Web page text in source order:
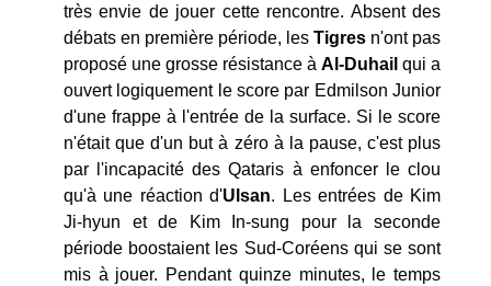
très envie de jouer cette rencontre. Absent des
débats en première période, les Tigres n'ont pas
proposé une grosse résistance à Al-Duhail qui a
ouvert logiquement le score par Edmilson Junior
d'une frappe à l'entrée de la surface. Si le score
n'était que d'un but à zéro à la pause, c'est plus
par l'incapacité des Qataris à enfoncer le clou
qu'à une réaction d'Ulsan. Les entrées de Kim
Ji-hyun et de Kim In-sung pour la seconde
période boostaient les Sud-Coréens qui se sont
mis à jouer. Pendant quinze minutes, le temps